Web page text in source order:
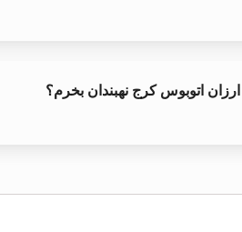
اتوبوس کرج نهبندان بخرم؟